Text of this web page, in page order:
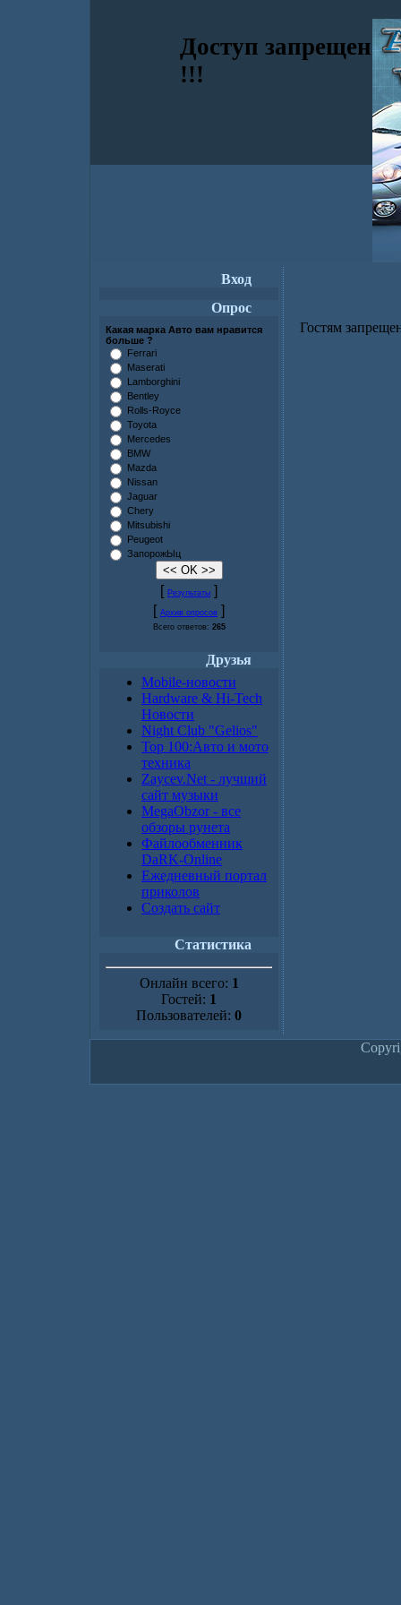
Доступ запрещен
!!!
Вход
Опрос
Какая марка Авто вам нравится
больше ?
Ferrari
Maserati
Lamborghini
Bentley
Rolls-Royce
Toyota
Mercedes
BMW
Mazda
Nissan
Jaguar
Chery
Mitsubishi
Peugeot
ЗапорожЫц
[ Результаты ]
[ Архив опросов ]
Всего ответов: 265
Друзья
Mobile-новости
Hardware & Hi-Tech
Новости
Night Club "Gelios"
Top 100:Авто и мото
техника
Zaycev.Net - лучший
сайт музыки
MegaObzor - все
обзоры рунета
Файлообменник
DaRK-Online
Ежедневный портал
приколов
Создать сайт
Статистика
Онлайн всего: 1
Гостей: 1
Пользователей: 0
Гостям